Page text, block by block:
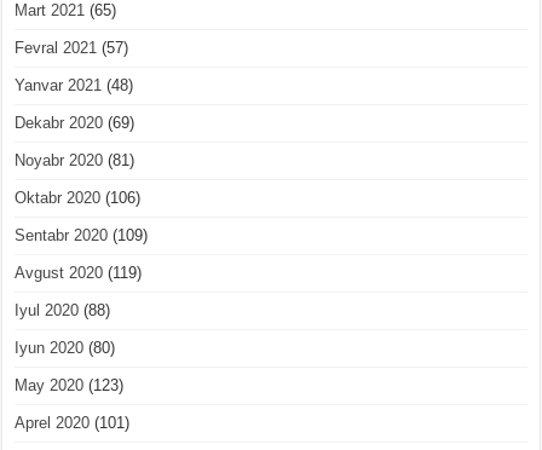
Mart 2021 (65)
Fevral 2021 (57)
Yanvar 2021 (48)
Dekabr 2020 (69)
Noyabr 2020 (81)
Oktabr 2020 (106)
Sentabr 2020 (109)
Avgust 2020 (119)
Iyul 2020 (88)
Iyun 2020 (80)
May 2020 (123)
Aprel 2020 (101)